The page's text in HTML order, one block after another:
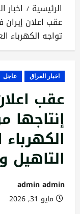
الرئيسية
اخبار
عقب اعلان إيران
تواجه الكهرباء
اخبار العراق عاجل
عقب
إنتاجها
التاهيل
admin admin
مايو 31, 2026